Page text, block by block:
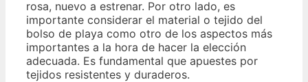
rosa, nuevo a estrenar. Por otro lado, es
importante considerar el material o tejido del
bolso de playa como otro de los aspectos más
importantes a la hora de hacer la elección
adecuada. Es fundamental que apuestes por
tejidos resistentes y duraderos.